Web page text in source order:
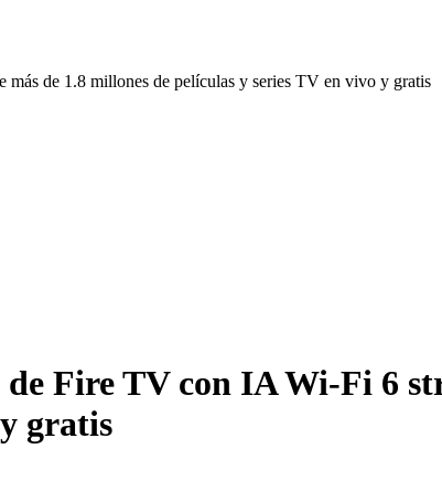
de 1.8 millones de películas y series TV en vivo y gratis
Fire TV con IA Wi-Fi 6
gratis